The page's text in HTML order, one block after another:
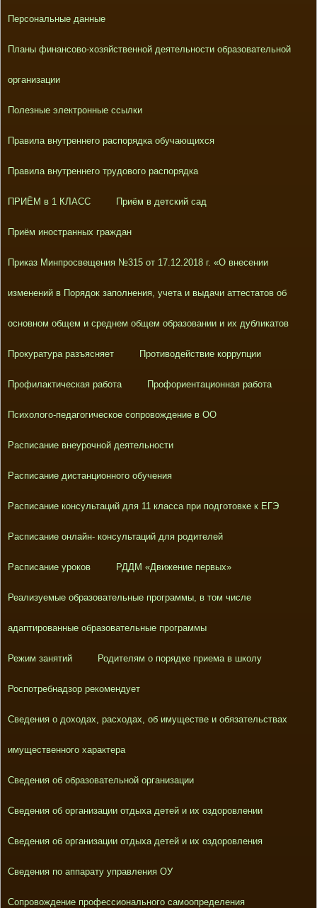
Персональные данные
Планы финансово-хозяйственной деятельности образовательной
организации
Полезные электронные ссылки
Правила внутреннего распорядка обучающихся
Правила внутреннего трудового распорядка
ПРИЁМ в 1 КЛАСС Приём в детский сад
Приём иностранных граждан
Приказ Минпросвещения №315 от 17.12.2018 г. «О внесении
изменений в Порядок заполнения, учета и выдачи аттестатов об
основном общем и среднем общем образовании и их дубликатов
Прокуратура разъясняет Противодействие коррупции
Профилактическая работа Профориентационная работа
Психолого-педагогическое сопровождение в ОО
Расписание внеурочной деятельности
Расписание дистанционного обучения
Расписание консультаций для 11 класса при подготовке к ЕГЭ
Расписание онлайн- консультаций для родителей
Расписание уроков РДДМ «Движение первых»
Реализуемые образовательные программы, в том числе
адаптированные образовательные программы
Режим занятий Родителям о порядке приема в школу
Роспотребнадзор рекомендует
Сведения о доходах, расходах, об имуществе и обязательствах
имущественного характера
Сведения об образовательной организации
Сведения об организации отдыха детей и их оздоровлении
Сведения об организации отдыха детей и их оздоровления
Сведения по аппарату управления ОУ
Сопровождение профессионального самоопределения